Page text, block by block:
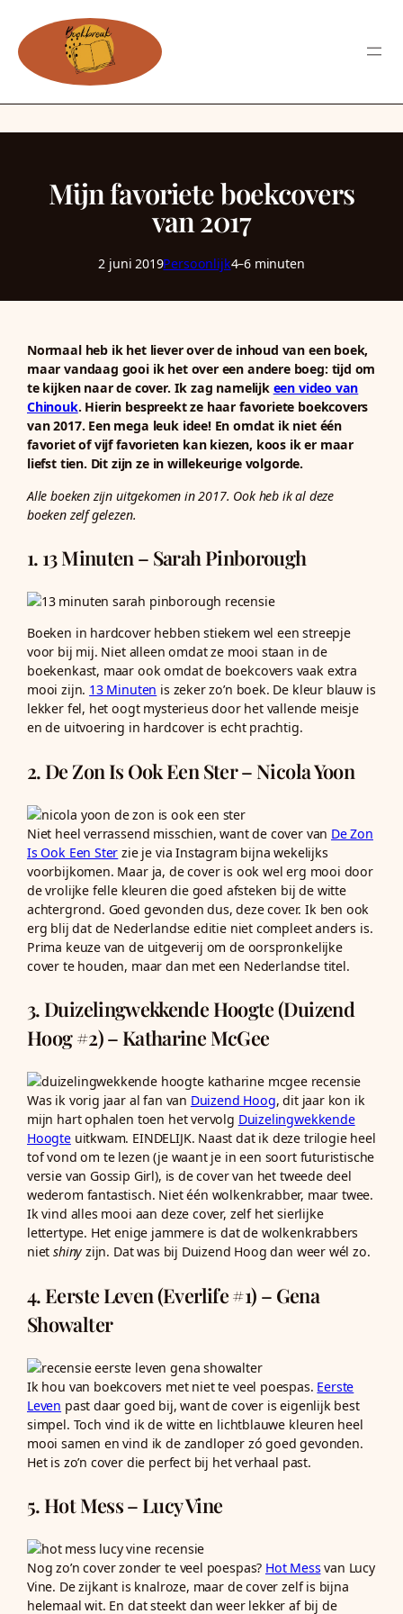
Mijn favoriete boekcovers
van 2017
2 juni 2019Persoonlijk4–6 minuten
Normaal heb ik het liever over de inhoud van een boek,
maar vandaag gooi ik het over een andere boeg: tijd om
te kijken naar de cover. Ik zag namelijk een video van
Chinouk. Hierin bespreekt ze haar favoriete boekcovers
van 2017. Een mega leuk idee! En omdat ik niet één
favoriet of vijf favorieten kan kiezen, koos ik er maar
liefst tien. Dit zijn ze in willekeurige volgorde.
Alle boeken zijn uitgekomen in 2017. Ook heb ik al deze
boeken zelf gelezen.
1. 13 Minuten – Sarah Pinborough
Boeken in hardcover hebben stiekem wel een streepje
voor bij mij. Niet alleen omdat ze mooi staan in de
boekenkast, maar ook omdat de boekcovers vaak extra
mooi zijn. 13 Minuten is zeker zo’n boek. De kleur blauw is
lekker fel, het oogt mysterieus door het vallende meisje
en de uitvoering in hardcover is echt prachtig.
2. De Zon Is Ook Een Ster – Nicola Yoon
Niet heel verrassend misschien, want de cover van De Zon
Is Ook Een Ster zie je via Instagram bijna wekelijks
voorbijkomen. Maar ja, de cover is ook wel erg mooi door
de vrolijke felle kleuren die goed afsteken bij de witte
achtergrond. Goed gevonden dus, deze cover. Ik ben ook
erg blij dat de Nederlandse editie niet compleet anders is.
Prima keuze van de uitgeverij om de oorspronkelijke
cover te houden, maar dan met een Nederlandse titel.
3. Duizelingwekkende Hoogte (Duizend
Hoog #2) – Katharine McGee
Was ik vorig jaar al fan van Duizend Hoog, dit jaar kon ik
mijn hart ophalen toen het vervolg Duizelingwekkende
Hoogteuitkwam. EINDELIJK. Naast dat ik deze trilogie heel
tof vond om te lezen (je waant je in een soort futuristische
versie van Gossip Girl), is de cover van het tweede deel
wederom fantastisch. Niet één wolkenkrabber, maar twee.
Ik vind alles mooi aan deze cover, zelf het sierlijke
lettertype. Het enige jammere is dat de wolkenkrabbers
nietshiny zijn. Dat was bij Duizend Hoog dan weer wél zo.
4. Eerste Leven (Everlife #1) – Gena
Showalter
Ik hou van boekcovers met niet te veel poespas. Eerste
Leven past daar goed bij, want de cover is eigenlijk best
simpel. Toch vind ik de witte en lichtblauwe kleuren heel
mooi samen en vind ik de zandloper zó goed gevonden.
Het is zo’n cover die perfect bij het verhaal past.
5. Hot Mess – Lucy Vine
Nog zo’n cover zonder te veel poespas? Hot Mess van Lucy
Vine. De zijkant is knalroze, maar de cover zelf is bijna
helemaal wit. En dat steekt dan weer lekker af bij de